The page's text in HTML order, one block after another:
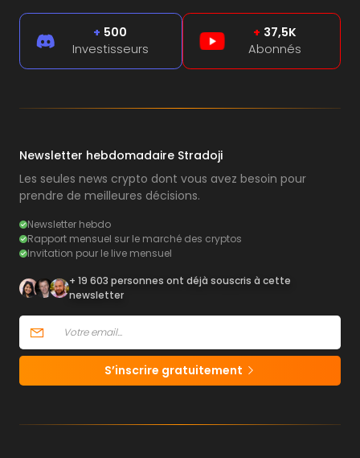
+ 500
Investisseurs
+ 37,5K
Abonnés
Newsletter hebdomadaire Stradoji
Les seules news crypto dont vous avez besoin pour
prendre de meilleures décisions.
Newsletter hebdo
Rapport mensuel sur le marché des cryptos
Invitation pour le live mensuel
+ 19 603 personnes ont déjà souscris à cette
newsletter
S’inscrire gratuitement